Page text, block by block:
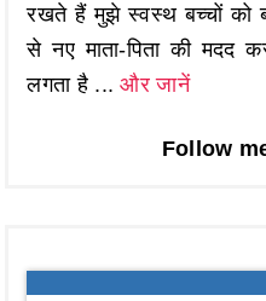
रखते हैं मुझे स्वस्थ बच्चों को
से नए माता-पिता की मदद
लगता है ...और जानें
Follow